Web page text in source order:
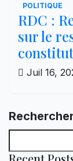
POLITIQUE
RDC :
sur le
Juil 16,